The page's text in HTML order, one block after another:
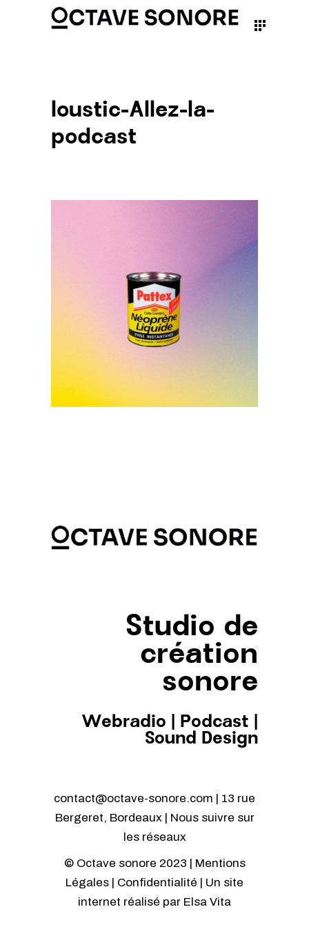
loustic-Allez-la-
podcast
Studio de
création
sonore
Webradio Podcast
Sound Design
contact@octave-sonore.com | 13 rue
Bergeret, Bordeaux | Nous suivre sur
les réseaux
© Octave sonore 2023 | Mentions
Légales | Confidentialité | Un site
internet réalisé par Elsa Vita